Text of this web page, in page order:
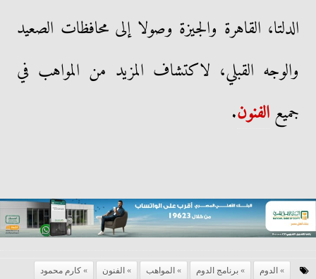
الدلتا، القاهرة والجيزة وصولا إلى محافظات الصعيد
والوجه القبلي، لاكتشاف المزيد من المواهب في
جميعالفنون.
الدوم برنامج الدوم المواهب الفنون كارم محمود